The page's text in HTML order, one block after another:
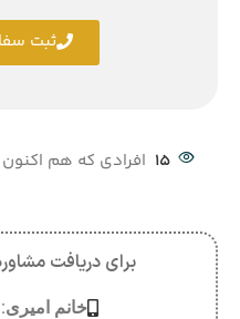
15 افرادی که هم
برای دریافت
خانم امیری: 09192146048
ثبت